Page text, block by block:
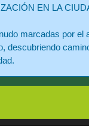
EN LA
marcadas por el
descubriendo